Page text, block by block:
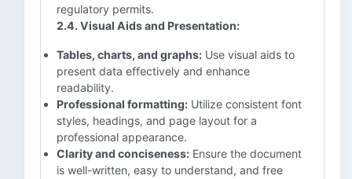
regulatory permits.
2.4. Visual Aids and Presentation:
Tables, charts, and graphs: Use visual aids to
present data effectively and enhance
readability.
Professional formatting: Utilize consistent font
styles, headings, and page layout for a
professional appearance.
Clarity and conciseness: Ensure the document
is well-written, easy to understand, and free